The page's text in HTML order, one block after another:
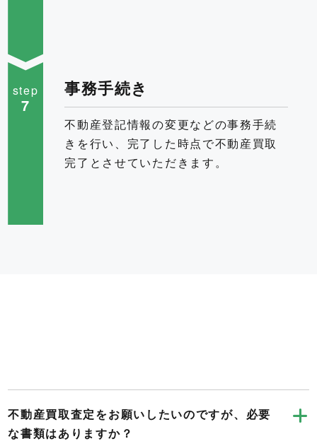
step
7
事務手続き
不動産登記情報の変更などの事務手続
きを行い、完了した時点で不動産買取
完了とさせていただきます。
不動産買取査定をお願いしたいのですが、必要
な書類はありますか？